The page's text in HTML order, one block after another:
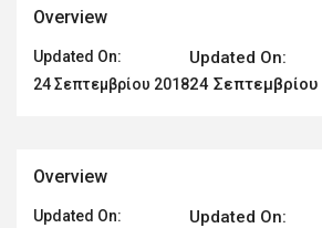
Overview
Updated On:
24 Σεπτεμβρίου 2018
Updated On:
24
Overview
Updated On:
Updated On: